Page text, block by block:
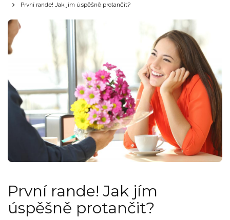
První rande! Jak jím úspěšně protančit?
První rande! Jak jím
úspěšně protančit?